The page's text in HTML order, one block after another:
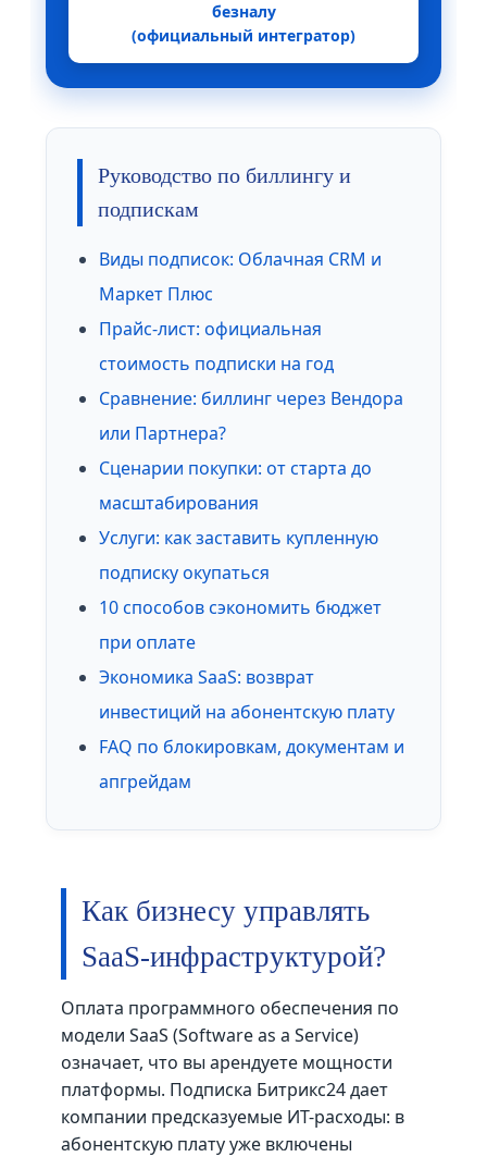
безналу
(официальный интегратор)
Руководство по биллингу и
подпискам
Виды подписок: Облачная CRM и
Маркет Плюс
Прайс-лист: официальная
стоимость подписки на год
Сравнение: биллинг через Вендора
или Партнера?
Сценарии покупки: от старта до
масштабирования
Услуги: как заставить купленную
подписку окупаться
10 способов сэкономить бюджет
при оплате
Экономика SaaS: возврат
инвестиций на абонентскую плату
FAQ по блокировкам, документам и
апгрейдам
Как бизнесу управлять
SaaS-инфраструктурой?
Оплата программного обеспечения по
модели SaaS (Software as a Service)
означает, что вы арендуете мощности
платформы. Подписка Битрикс24 дает
компании предсказуемые ИТ-расходы: в
абонентскую плату уже включены